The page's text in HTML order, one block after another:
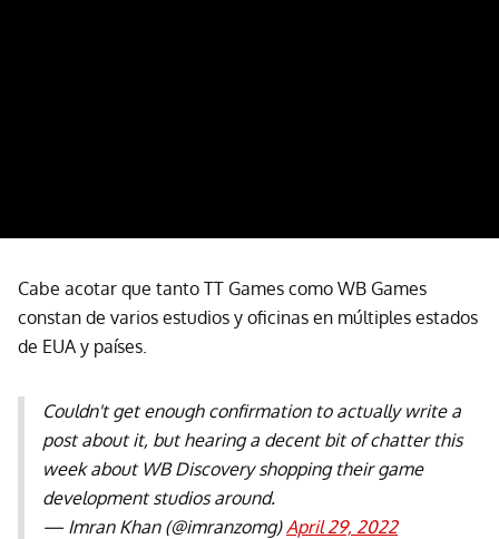
Cabe acotar que tanto TT Games como WB Games
constan de varios estudios y oficinas en múltiples estados
de EUA y países.
Couldn't get enough confirmation to actually write a
post about it, but hearing a decent bit of chatter this
week about WB Discovery shopping their game
development studios around.
— Imran Khan (@imranzomg) April 29, 2022